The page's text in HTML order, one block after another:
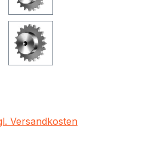
Versandkosten